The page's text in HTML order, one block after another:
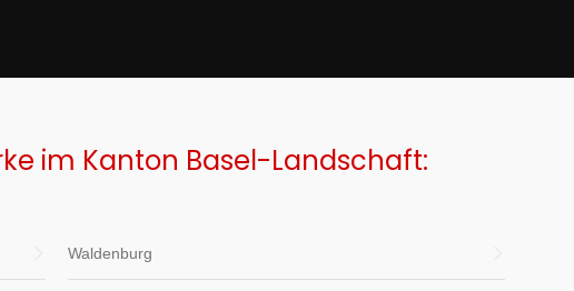
im Kanton Basel-Landschaft:
Waldenburg